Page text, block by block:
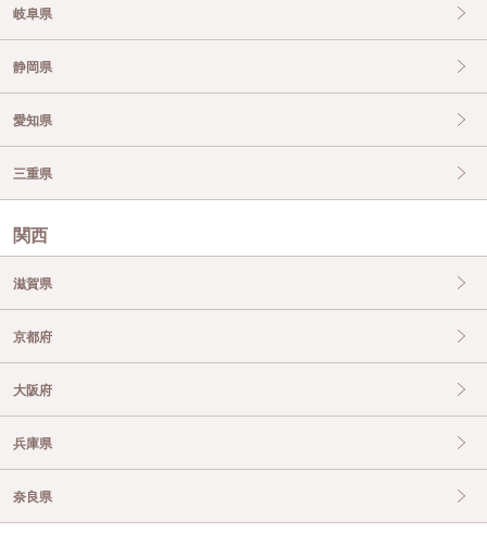
岐阜県
静岡県
愛知県
三重県
関西
滋賀県
京都府
大阪府
兵庫県
奈良県